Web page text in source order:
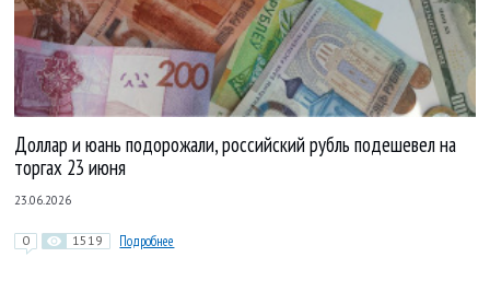
Доллар и юань подорожали, российский рубль подешевел на
торгах 23 июня
23.06.2026
0 1519 Подробнее